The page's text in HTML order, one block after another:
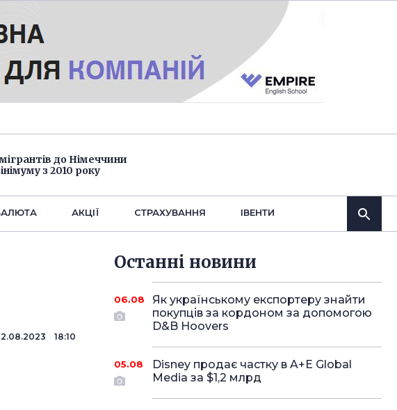
до Німеччини
з 2010 року
АКЦІЇ СТРАХУВАННЯ IВЕНТИ
18:10
Останнi новини
06.08
Як українському експортеру знайти
покупців за кордоном за допомогою
D&B Hoovers
05.08
Disney продає частку в A+E Global
Media за $1,2 млрд